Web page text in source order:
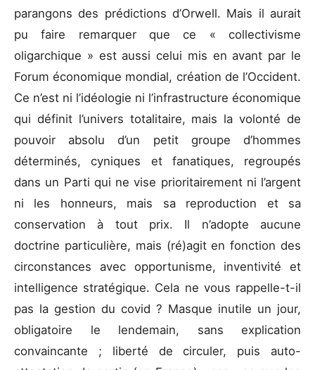
parangons des prédictions d’Orwell. Mais il aurait
pu faire remarquer que ce « collectivisme
oligarchique » est aussi celui mis en avant par le
Forum économique mondial, création de l’Occident.
Ce n’est ni l’idéologie ni l’infrastructure économique
qui définit l’univers totalitaire, mais la volonté de
pouvoir absolu d’un petit groupe d’hommes
déterminés, cyniques et fanatiques, regroupés
dans un Parti qui ne vise prioritairement ni l’argent
ni les honneurs, mais sa reproduction et sa
conservation à tout prix. Il n’adopte aucune
doctrine particulière, mais (ré)agit en fonction des
circonstances avec opportunisme, inventivité et
intelligence stratégique. Cela ne vous rappelle-t-il
pas la gestion du covid ? Masque inutile un jour,
obligatoire le lendemain, sans explication
convaincante ; liberté de circuler, puis auto-